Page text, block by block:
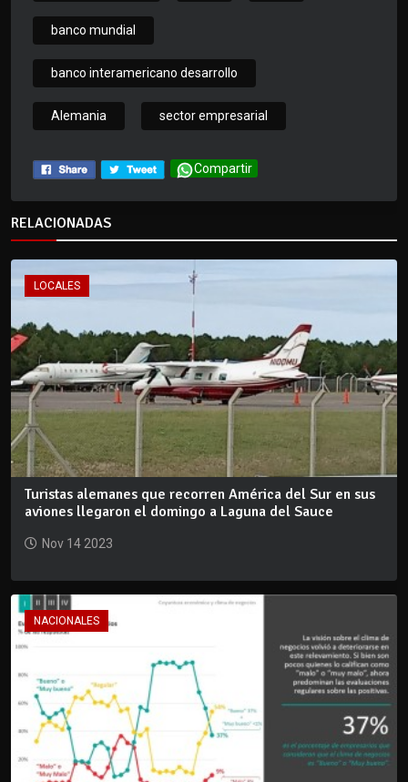
banco mundial
banco interamericano desarrollo
Alemania sector empresarial
Compartir
RELACIONADAS
LOCALES
Turistas alemanes que recorren América del Sur en sus
aviones llegaron el domingo a Laguna del Sauce
Nov 14 2023
NACIONALES